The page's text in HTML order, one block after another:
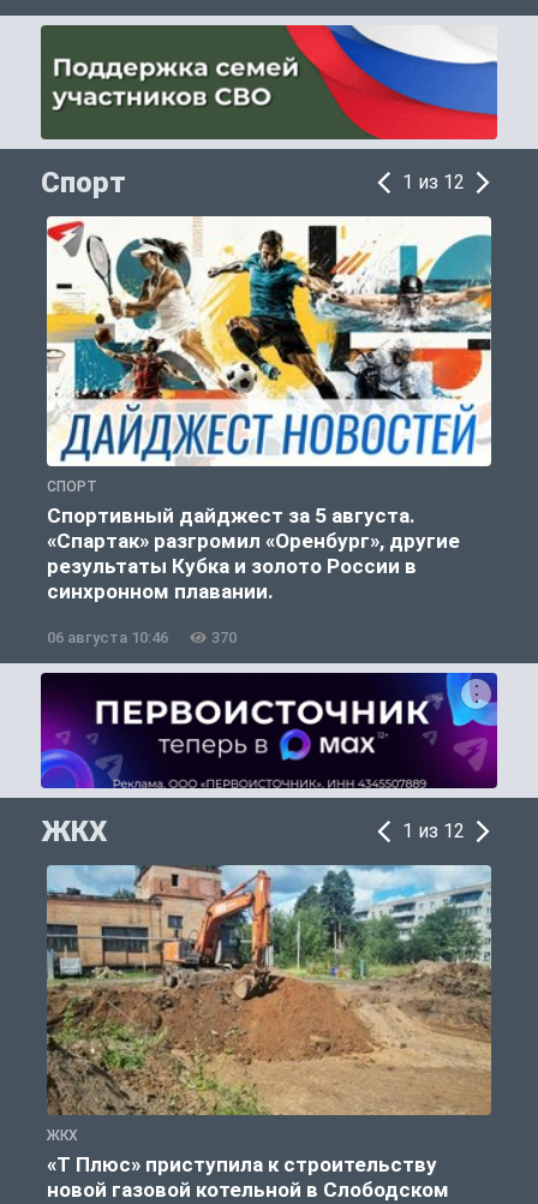
Спорт 1 из 12
СПОРТ
Спортивный дайджест за 5 августа.
«Спартак» разгромил «Оренбург», другие
результаты Кубка и золото России в
синхронном плавании.
06 августа 10:46 370
ЖКХ 1 из 12
ЖКХ
«Т Плюс» приступила к строительству
новой газовой котельной в Слободском